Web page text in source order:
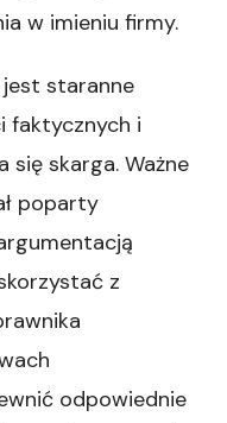
w imieniu firmy.
staranne
faktycznych i
się skarga. Ważne
poparty
z
odpowiednie